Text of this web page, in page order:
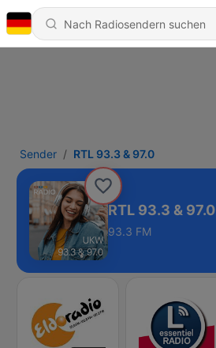
Sender RTL 93.3 & 97.0
RTL 93.3 & 97.0
93.3 FM